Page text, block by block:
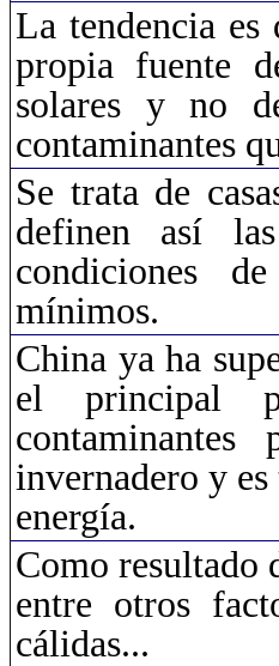
La tendencia
propia fuente
solares y no
contaminantes
Se trata de
definen así
condiciones
mínimos.
China ya ha
el principal
invernadero y
energía.
Como resultado
entre otros
cálidas...